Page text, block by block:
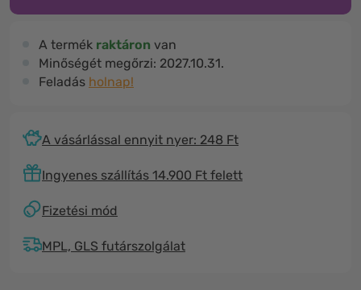
A termék raktáron van
Minőségét megőrzi: 2027.10.31.
Feladás holnap!
A vásárlással ennyit nyer: 248 Ft
Ingyenes szállítás 14.900 Ft felett
Fizetési mód
MPL, GLS futárszolgálat